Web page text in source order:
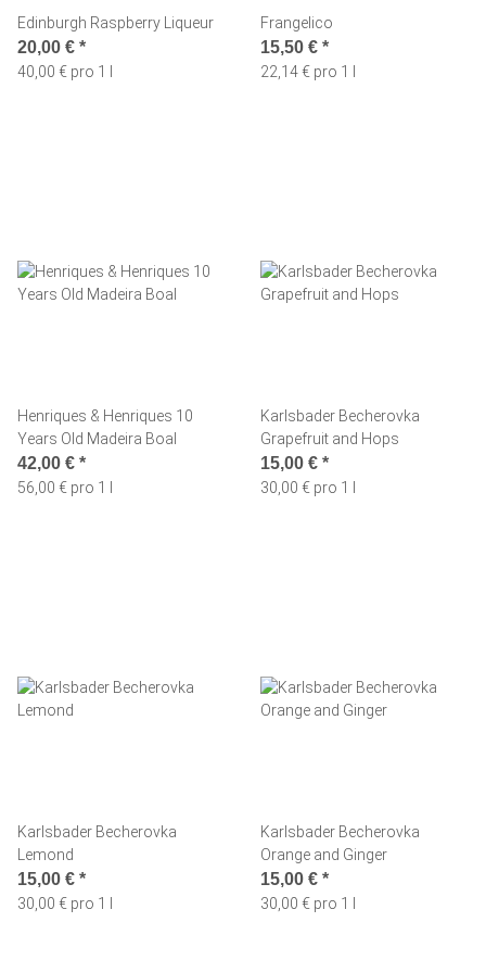
Edinburgh Raspberry Liqueur
20,00 € *
40,00 € pro 1 l
Frangelico
15,50 € *
22,14 € pro 1 l
Henriques & Henriques 10
Years Old Madeira Boal
42,00 € *
56,00 € pro 1 l
Karlsbader Becherovka
Grapefruit and Hops
15,00 € *
30,00 € pro 1 l
Karlsbader Becherovka
Lemond
15,00 € *
30,00 € pro 1 l
Karlsbader Becherovka
Orange and Ginger
15,00 € *
30,00 € pro 1 l